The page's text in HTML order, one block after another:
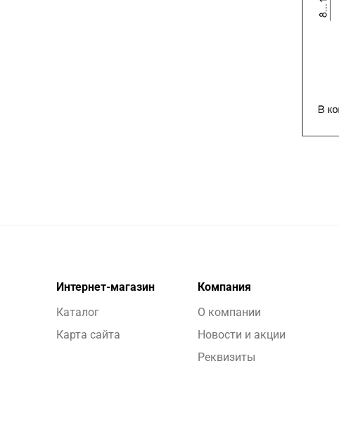
Интернет-магазин
Каталог
Карта сайта
Компания
О компании
Новости и акции
Реквизиты